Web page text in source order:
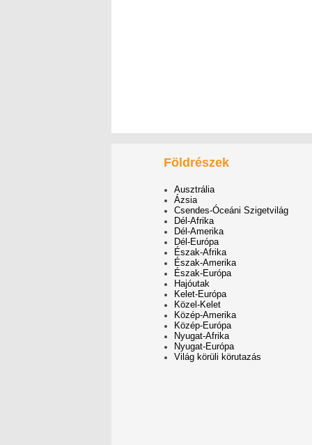
Földrészek
Ausztrália
Ázsia
Csendes-Óceáni Szigetvilág
Dél-Afrika
Dél-Amerika
Dél-Európa
Észak-Afrika
Észak-Amerika
Észak-Európa
Hajóutak
Kelet-Európa
Közel-Kelet
Közép-Amerika
Közép-Európa
Nyugat-Afrika
Nyugat-Európa
Világ körüli körutazás